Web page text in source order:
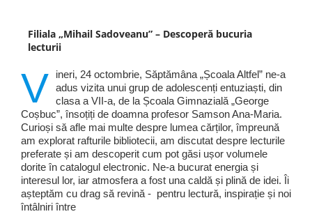
Filiala „Mihail Sadoveanu” – Descoperă bucuria
lecturii
V
ineri, 24 octombrie, Săptămâna „Școala Altfel” ne-a
adus vizita unui grup de adolescenți entuziaști, din
clasa a VII-a, de la Școala Gimnazială „George
Coșbuc”, însoțiți de doamna profesor Samson Ana-Maria.
Curioși să afle mai multe despre lumea cărților, împreună
am explorat rafturile bibliotecii, am discutat despre lecturile
preferate și am descoperit cum pot găsi ușor volumele
dorite în catalogul electronic. Ne-a bucurat energia și
interesul lor, iar atmosfera a fost una caldă și plină de idei. Îi
așteptăm cu drag să revină - pentru lectură, inspirație și noi
întâlniri între